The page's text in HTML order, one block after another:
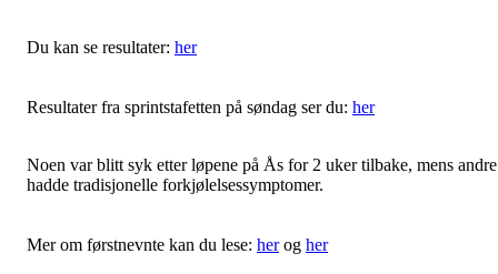
Du kan se resultater: her
Resultater fra sprintstafetten på søndag ser du: her
Noen var blitt syk etter løpene på Ås for 2 uker tilbake, mens andre
hadde tradisjonelle forkjølelsessymptomer.
Mer om førstnevnte kan du lese: herog her